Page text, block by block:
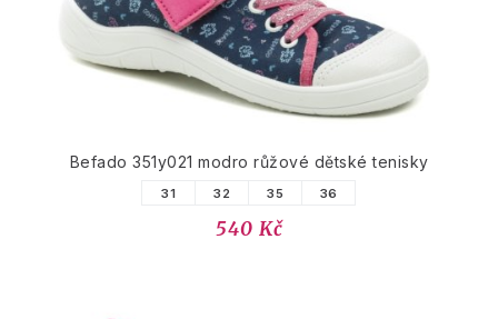
Befado 351y021 modro růžové dětské tenisky
31 32 35 36
540 Kč